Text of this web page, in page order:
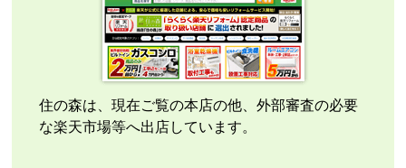
が、工事費が他のところより高く設定されていていま
総額的には高くなってしまったので、エアコンに限ら
ずこちらの会社からのリピはありません。
それと商品欄にもう少し細かく工事費の内訳を書いた
方がいいと思いました。
住の森は、現在ご覧の本店の他、外部審査の必要
な楽天市場等へ出店しています。